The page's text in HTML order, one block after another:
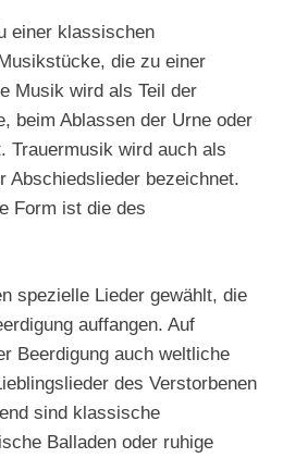
einer klassischen
die zu einer
Musik wird als Teil der
beim Ablassen der Urne oder
Trauermusik wird auch als
Abschiedslieder bezeichnet.
Form ist die des
spezielle Lieder gewählt, die
auffangen. Auf
Beerdigung auch weltliche
des Verstorbenen
sind klassische
Balladen oder ruhige